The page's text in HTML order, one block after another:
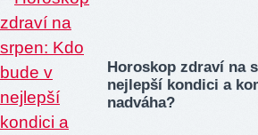
Horoskop zdraví na
nejlepší kondici a
nadváha?